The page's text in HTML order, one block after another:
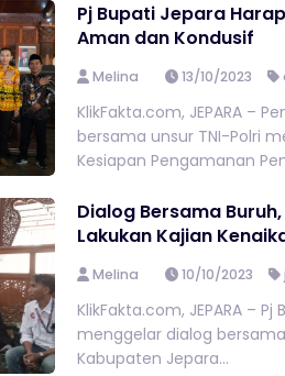
Pj Bupati Jepara
Aman dan Kondusif
Melina 13/10/2023
KlikFakta.com, JEPARA –
bersama unsur TNI-Polri
Kesiapan Pengamanan
Dialog Bersama
Lakukan Kajian
Melina 10/10/2023
KlikFakta.com, JEPARA –
menggelar dialog
Kabupaten Jepara...